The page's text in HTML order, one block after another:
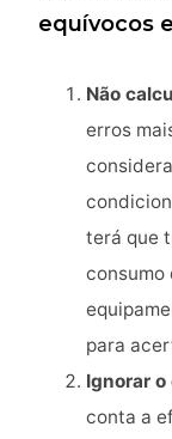
equívocos
Não
erros
terá que
consumo
para
Ignorar
conta a